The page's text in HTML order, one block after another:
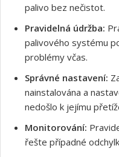
palivo bez nečistot.
Pravidelná údržba:
palivového systému
problémy včas.
Správné nastavení:
nainstalována a
nedošlo k jejímu
Monitorování:
řešte případné